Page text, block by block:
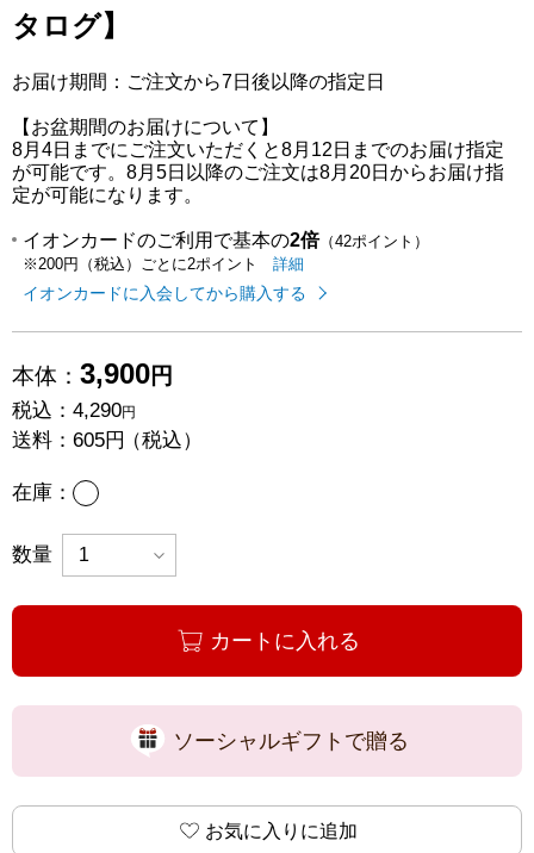
タログ】
お届け期間：ご注文から7日後以降の指定日
【お盆期間のお届けについて】
8月4日までにご注文いただくと8月12日までのお届け指定
が可能です。8月5日以降のご注文は8月20日からお届け指
定が可能になります。
イオンカードのご利用で基本の2倍（42ポイント）
※200円（税込）ごとに2ポイント
イオンカードのご利用でたまるポイ
詳細
イオンカードに入会してから購入する
本体： 3,900円
税込： 4,290円
送料： 605円（税込）
在庫： あり
数量
カートに入れる
ソーシャルギフトで贈る
お気に入りに追加